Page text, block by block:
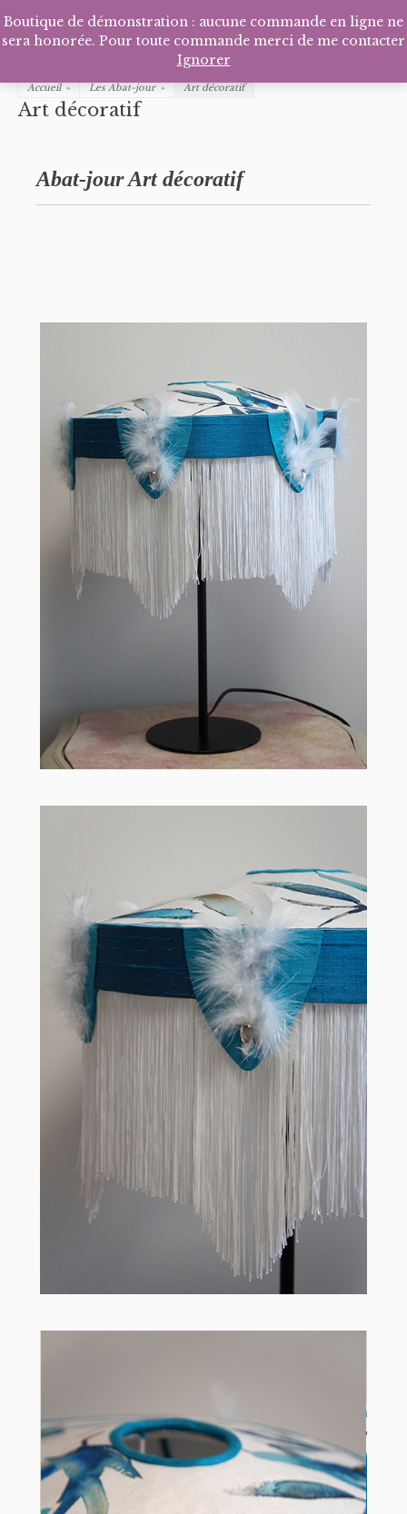
Facebook
Pinterest
Tél
Accueil » Les Abat-jour » Art décoratif
Art décoratif
Abat-jour Art décoratif
Boutique de démonstration : aucune commande en ligne ne
sera honorée. Pour toute commande merci de me contacter
Ignorer